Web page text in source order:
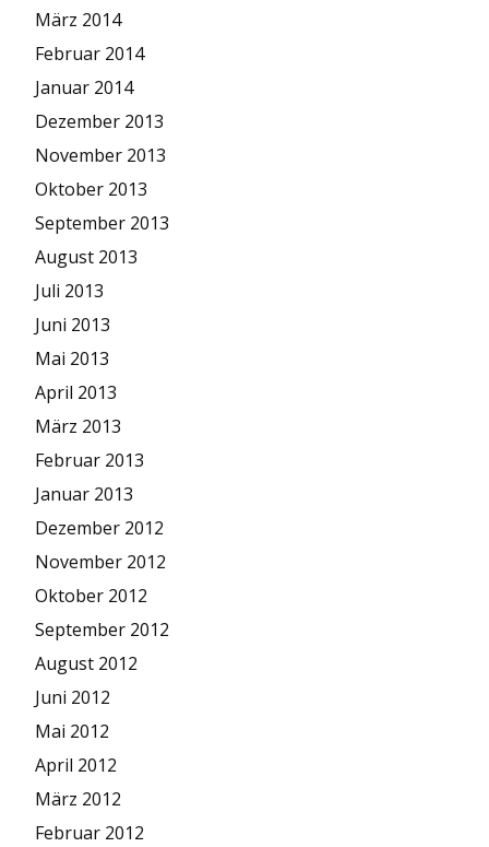
März 2014
Februar 2014
Januar 2014
Dezember 2013
November 2013
Oktober 2013
September 2013
August 2013
Juli 2013
Juni 2013
Mai 2013
April 2013
März 2013
Februar 2013
Januar 2013
Dezember 2012
November 2012
Oktober 2012
September 2012
August 2012
Juni 2012
Mai 2012
April 2012
März 2012
Februar 2012